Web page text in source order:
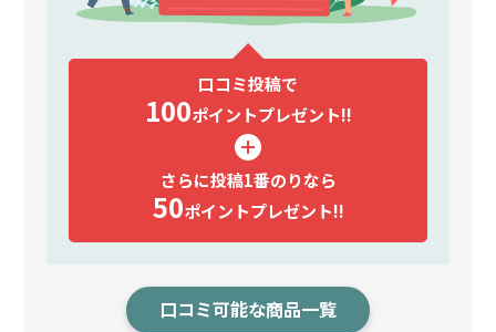
口コミ投稿で
100ポイントプレゼント!!
さらに投稿1番のりなら
50ポイントプレゼント!!
口コミ可能な商品一覧